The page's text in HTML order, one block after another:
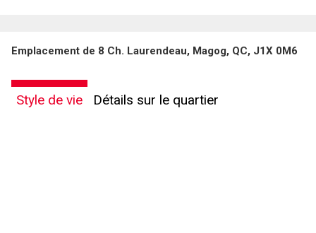
vous nous fournissez l'autorisation écrite de communiquer avec vous.
Emplacement de 8 Ch. Laurendeau, Magog, QC, J1X 0M6
Style de vie Détails sur le quartier